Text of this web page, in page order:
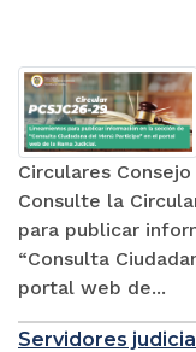
Circulares
Consulte la
para publicar
“Consulta
portal web de...
Servidores